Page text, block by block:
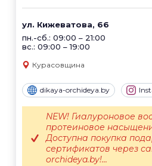
ул. Кижеватова, 66
пн.-сб.: 09:00 – 21:00
вс.: 09:00 – 19:00
Курасовщина
dikaya-orchideya.by
NEW! Гиалуроновое
протеиновое
Доступна покупка
сертификатов через
orchideya.by!...